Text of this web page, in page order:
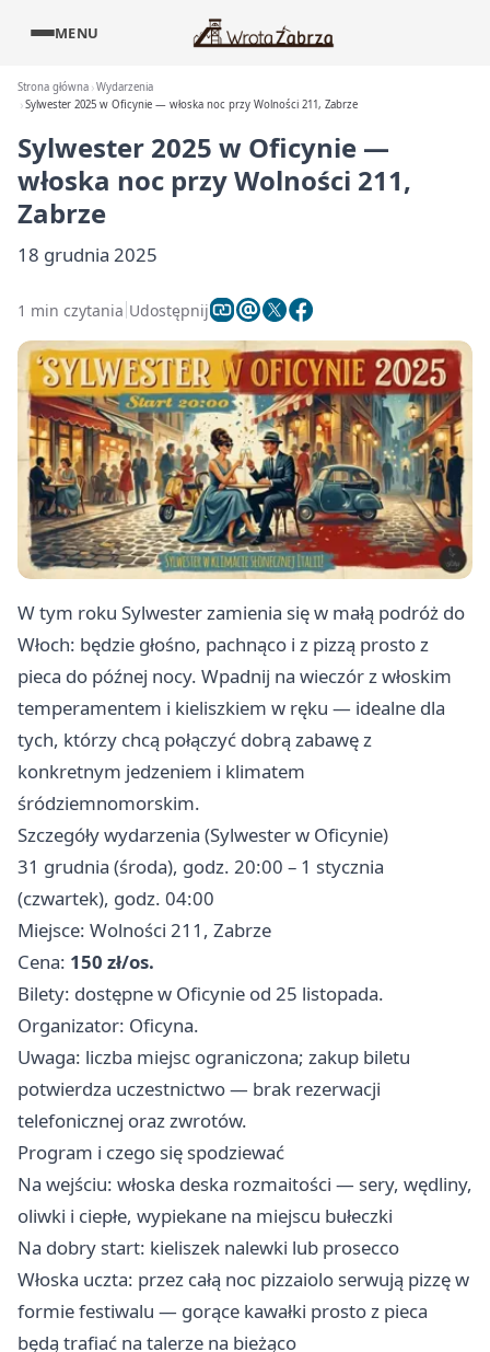
MENU
Strona główna Wydarzenia
Sylwester 2025 w Oficynie — włoska noc przy Wolności 211, Zabrze
Sylwester 2025 w Oficynie —
włoska noc przy Wolności 211,
Zabrze
18 grudnia 2025
1 min czytania Udostępnij
W tym roku Sylwester zamienia się w małą podróż do
Włoch: będzie głośno, pachnąco i z pizzą prosto z
pieca do późnej nocy. Wpadnij na wieczór z włoskim
temperamentem i kieliszkiem w ręku — idealne dla
tych, którzy chcą połączyć dobrą zabawę z
konkretnym jedzeniem i klimatem
śródziemnomorskim.
Szczegóły wydarzenia (Sylwester w Oficynie)
31 grudnia (środa), godz. 20:00 – 1 stycznia
(czwartek), godz. 04:00
Miejsce: Wolności 211, Zabrze
Cena: 150 zł/os.
Bilety: dostępne w Oficynie od 25 listopada.
Organizator: Oficyna.
Uwaga: liczba miejsc ograniczona; zakup biletu
potwierdza uczestnictwo — brak rezerwacji
telefonicznej oraz zwrotów.
Program i czego się spodziewać
Na wejściu: włoska deska rozmaitości — sery, wędliny,
oliwki i ciepłe, wypiekane na miejscu bułeczki
Na dobry start: kieliszek nalewki lub prosecco
Włoska uczta: przez całą noc pizzaiolo serwują pizzę w
formie festiwalu — gorące kawałki prosto z pieca
będą trafiać na talerze na bieżąco